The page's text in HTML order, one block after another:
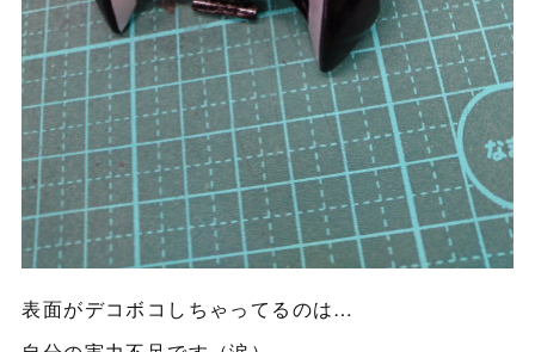
表面がデコボコしちゃってるのは…